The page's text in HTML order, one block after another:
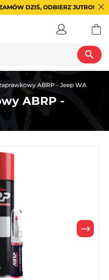
DZIŚ, ODBIERZ JUTRO!
search
ABRP - Jeep WA
ABRP -